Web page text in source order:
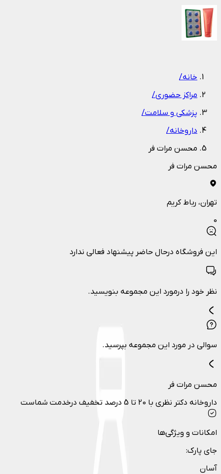
1
خانه/
مراکز حضوری/
پزشکی و سلامت/
داروخانه/
محسن مرات فر
محسن مرات فر
تهران، رباط کریم
0
این فروشگاه درحال حاضر پیشنهاد فعالی ندارد
نظر خود را درمورد این مجموعه بنویسید.
سوالی در مورد این مجموعه بپرسید.
محسن مرات فر
داروخانه دکتر نظری با 20 تا 5 درصد تخفیف درخدمت شماست
امکانات و ویژگی‌ها
جای پارک:
آسان